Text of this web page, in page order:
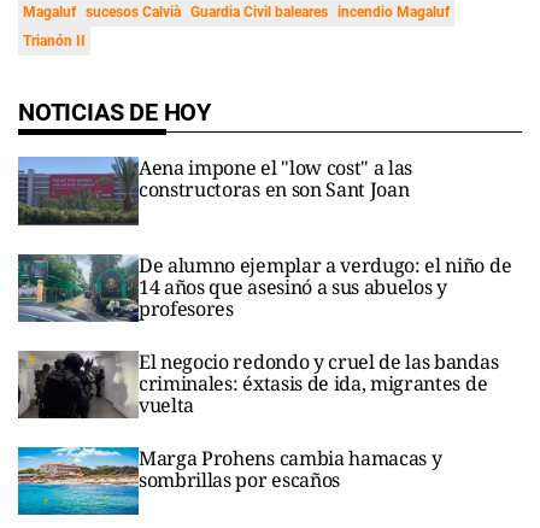
Magaluf sucesos Calvià Guardia Civil baleares incendio Magaluf
Trianón II
NOTICIAS DE HOY
Aena impone el "low cost" a las
constructoras en son Sant Joan
De alumno ejemplar a verdugo: el niño de
14 años que asesinó a sus abuelos y
profesores
El negocio redondo y cruel de las bandas
criminales: éxtasis de ida, migrantes de
vuelta
Marga Prohens cambia hamacas y
sombrillas por escaños